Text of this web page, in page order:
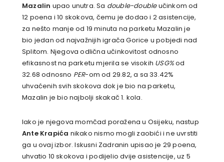
Mazalin upao unutra. Sa double-doubleučinkom od
12 poena i 10 skokova, čemu je dodao i 2 asistencije,
za nešto manje od 19 minuta na parketu Mazalin je
bio jedan od najvažnijih igrača Gorice u pobjedi nad
Splitom. Njegova odlična učinkovitost odnosno
efikasnost na parketu mjerila se visokih USG%od
32.68 odnosno PER-om od 29.82, a sa 33.42%
uhvaćenih svih skokova dok je bio na parketu,
Mazalin je bio najbolji skakač 1. kola.
Iako je njegova momčad poražena u Osijeku, nastup
Ante Krapića nikako nismo mogli zaobići i ne uvrstiti
ga u ovaj izbor. Iskusni Zadranin upisao je 29 poena,
uhvatio 10 skokova i podijelio dvije asistencije, uz 5